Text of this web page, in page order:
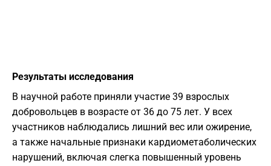
Результаты исследования
В научной работе приняли участие 39 взрослых
добровольцев в возрасте от 36 до 75 лет. У всех
участников наблюдались лишний вес или ожирение,
а также начальные признаки кардиометаболических
нарушений, включая слегка повышенный уровень